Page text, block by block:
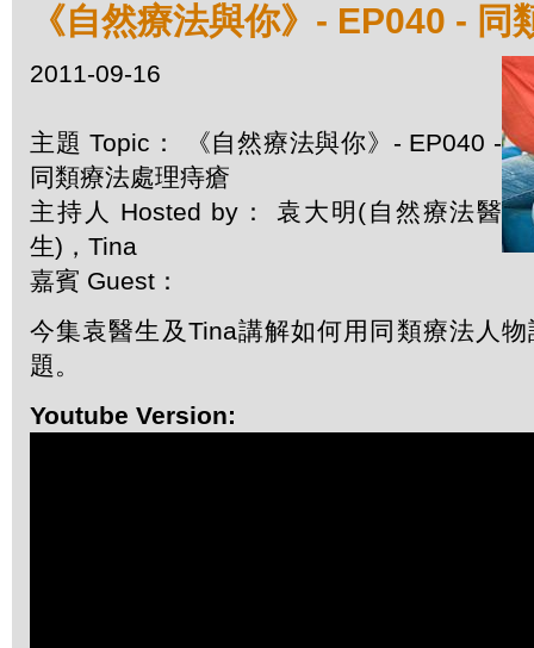
《自然療法與你》- EP040 - 同
2011-09-16
主題 Topic： 《自然療法與你》- EP040 -
同類療法處理痔瘡
主持人 Hosted by： 袁大明(自然療法醫
生)，Tina
嘉賓 Guest：
今集袁醫生及Tina講解如何用同類療法人
題。
Youtube Version: